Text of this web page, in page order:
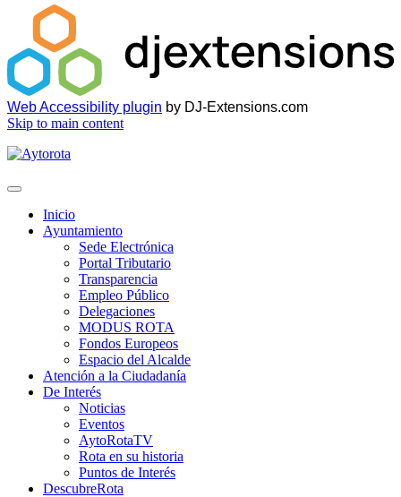
Web Accessibility plugin by DJ-Extensions.com
Skip to main content
Inicio
Ayuntamiento
Sede Electrónica
Portal Tributario
Transparencia
Empleo Público
Delegaciones
MODUS ROTA
Fondos Europeos
Espacio del Alcalde
Atención a la Ciudadanía
De Interés
Noticias
Eventos
AytoRotaTV
Rota en su historia
Puntos de Interés
DescubreRota